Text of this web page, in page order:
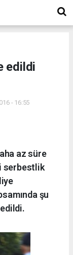
edildi
- 16:55
az süre
serbestlik
şu